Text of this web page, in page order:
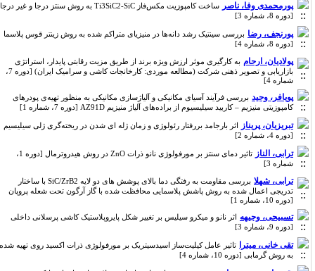
پورمحمدی وفا، ناصر
ساخت کامپوزیت مکس‌فاز Ti3SiC2-SiC به روش سنتز درجا و غیر درجا
[دوره 8، شماره 3]
پورنجف، رضا بررسی سینتیک رشد دانه‌ها در منیزیای متراکم شده به روش زینتر قوس پلاسما
[دوره 8، شماره 4]
پولادیان، ارحام به کارگیری موثر ارزش ویژه برند از طریق مزیت رقابتی پایدار، استراتژی
بازاریابی و تصویر ذهنی شرکت (مطالعه موردی: کارخانجات کاشی و سرامیک ایران) [دوره 7،
شماره 4]
پویافر، وحید بررسی فرآیند آسیای مکانیکی و آلیاژسازی مکانیکی به منظور تهیه‌ی پودرهای
کامپوزیتی منیزیم – کاربید سیلیسیوم از براده‌های آلیاژ منیزیم AZ91D [دوره 7، شماره 1]
تبریزیان، پریناز اثر بارجامد بررفتار رئولوژی و زمان ژله ای شدن در ریخته‌گری ژلی سیلیسیم
[دوره 4، شماره 2]
ترابی، الناز
تاثیر دمای سنتز بر مورفولوژی نانو ذرات ZnO در روش هیدروترمال [دوره 1،
شماره 3]
ترابی، شهلا
بررسی مقاومت به رفتگی دما بالای پوشش های دو لایه SiC/ZrB2 با ساختار
تدریجی اعمال شده به روش پاشش پلاسمایی محافظت شده با گاز آرگون تحت شعله پروپان
[دوره 10، شماره 1]
تسبیحی، وجیهه اثر نانو و میکرو سیلیس بر تغییر شکل پایروپلاستیک کاشی پرسلانی داخلی
[دوره 9، شماره 3]
تقی خانی، میترا
تاثیر عامل کیلیت‌ساز اسید‌سیتریک بر مورفولوژی ذرات اکسید‌ روی تهیه شده
به روش گرمابی [دوره 10، شماره 4]